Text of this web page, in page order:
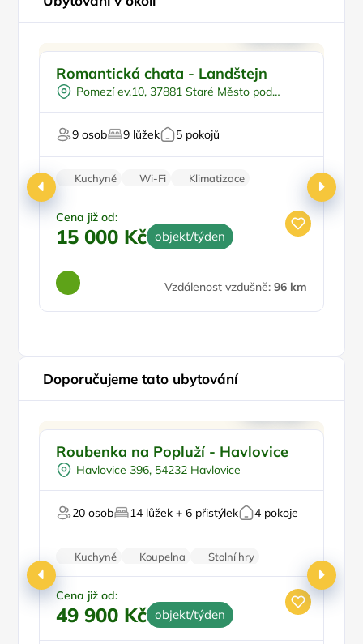
Na samotě
Sauna
V lese
Romantická chata - Landštejn
Pomezí ev.10, 37881 Staré Město pod
9 osob
9 lůžek 5 pokojů
Kuchyně Wi-Fi
Klimatizace
Zvířata povolena
Pračka
Cena již od:
15 000 Kč objekt/týden
Vzdálenost vzdušně: 96 km
Doporučujeme tato ubytování
Pro rodiny s dětmi
Pro skupiny
Na samotě
Na horách
Doporučujeme
Roubenka na Popluží - Havlovice
Havlovice 396, 54232 Havlovice
20 osob 14 lůžek + 6 přistýlek 4 pokoje
Kuchyně Koupelna
Stolní hry
Nekuřácký objekt
Parkování zdarma
Cena již od:
49 900 Kč objekt/týden